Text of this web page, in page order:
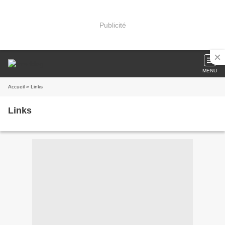
Publicité
MENU
Accueil » Links
Links